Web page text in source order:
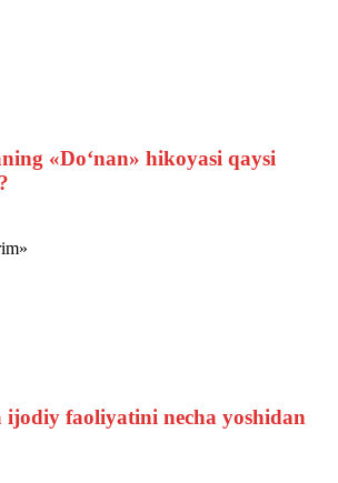
«Do‘nan» hikoyasi qaysi
ijodiy faoliyatini necha yoshidan